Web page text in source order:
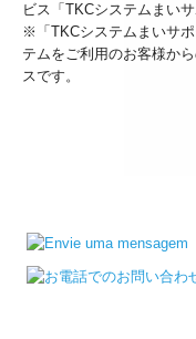
ビス「TKCシステムまい
※「TKCシステムまいサ
テムをご利用のお客様か
スです。